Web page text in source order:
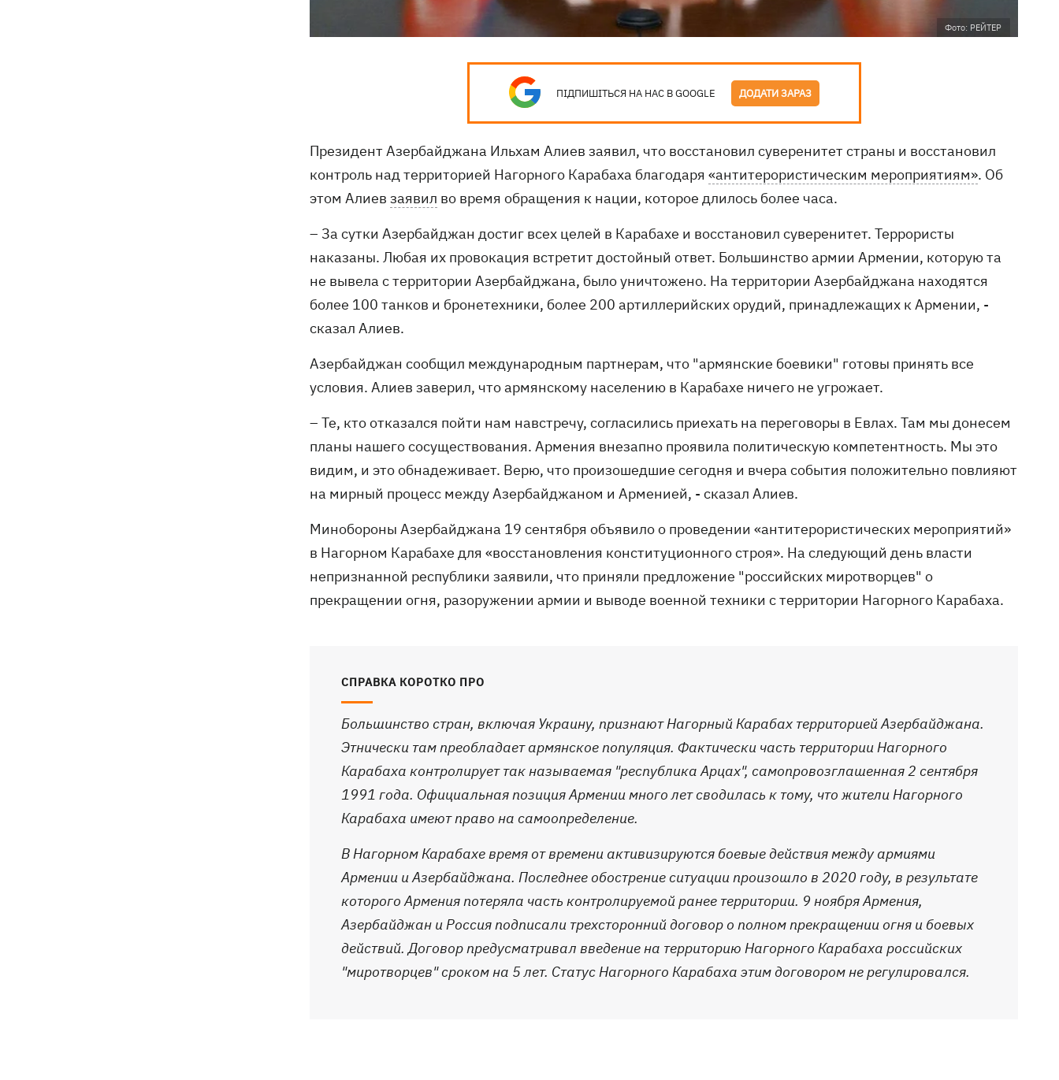
Фото: РЕЙТЕР
ПІДПИШІТЬСЯ НА НАС В GOOGLE ДОДАТИ ЗАРАЗ
Президент Азербайджана Ильхам Алиев заявил, что восстановил суверенитет страны и восстановил
контроль над территорией Нагорного Карабаха благодаря «антитерористическим мероприятиям». Об
этом Алиев заявил во время обращения к нации, которое длилось более часа.
– За сутки Азербайджан достиг всех целей в Карабахе и восстановил суверенитет. Террористы
наказаны. Любая их провокация встретит достойный ответ. Большинство армии Армении, которую та
не вывела с территории Азербайджана, было уничтожено. На территории Азербайджана находятся
более 100 танков и бронетехники, более 200 артиллерийских орудий, принадлежащих к Армении, -
сказал Алиев.
Азербайджан сообщил международным партнерам, что "армянские боевики" готовы принять все
условия. Алиев заверил, что армянскому населению в Карабахе ничего не угрожает.
– Те, кто отказался пойти нам навстречу, согласились приехать на переговоры в Евлах. Там мы донесем
планы нашего сосуществования. Армения внезапно проявила политическую компетентность. Мы это
видим, и это обнадеживает. Верю, что произошедшие сегодня и вчера события положительно повлияют
на мирный процесс между Азербайджаном и Арменией, - сказал Алиев.
Минобороны Азербайджана 19 сентября объявило о проведении «антитерористических мероприятий»
в Нагорном Карабахе для «восстановления конституционного строя». На следующий день власти
непризнанной республики заявили, что приняли предложение "российских миротворцев" о
прекращении огня, разоружении армии и выводе военной техники с территории Нагорного Карабаха.
СПРАВКА КОРОТКО ПРО
Большинство стран, включая Украину, признают Нагорный Карабах территорией Азербайджана.
Этнически там преобладает армянское популяция. Фактически часть территории Нагорного
Карабаха контролирует так называемая "республика Арцах", самопровозглашенная 2 сентября
1991 года. Официальная позиция Армении много лет сводилась к тому, что жители Нагорного
Карабаха имеют право на самоопределение.
В Нагорном Карабахе время от времени активизируются боевые действия между армиями
Армении и Азербайджана. Последнее обострение ситуации произошло в 2020 году, в результате
которого Армения потеряла часть контролируемой ранее территории. 9 ноября Армения,
Азербайджан и Россия подписали трехсторонний договор о полном прекращении огня и боевых
действий. Договор предусматривал введение на территорию Нагорного Карабаха российских
"миротворцев" сроком на 5 лет. Статус Нагорного Карабаха этим договором не регулировался.